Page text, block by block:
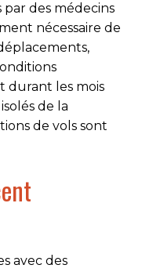
des médecins
nécessaire de
durant les mois
de la
de vols sont
avec des